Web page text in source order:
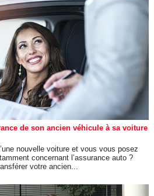
de son ancien véhicule à sa voiture
nouvelle voiture et vous vous posez
concernant l’assurance auto ?
votre ancien...